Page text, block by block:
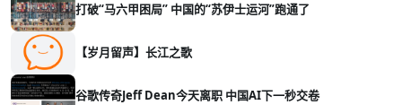
打破“马六甲困局” 中国的“苏伊士运河”跑通了
【岁月留声】长江之歌
谷歌传奇Jeff Dean今天离职 中国AI下一秒交卷